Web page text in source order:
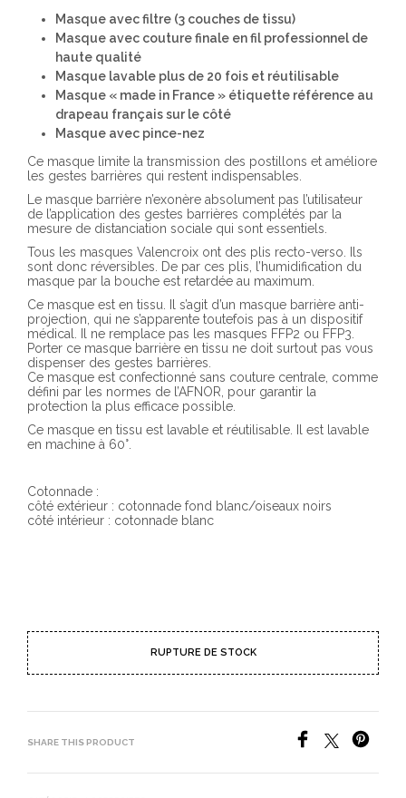
Masque avec filtre (3 couches de tissu)
Masque avec couture finale en fil professionnel de
haute qualité
Masque lavable plus de 20 fois et réutilisable
Masque « made in France » étiquette référence au
drapeau français sur le côté
Masque avec pince-nez
Ce masque limite la transmission des postillons et améliore
les gestes barrières qui restent indispensables.
Le masque barrière n’exonère absolument pas l’utilisateur
de l’application des gestes barrières complétés par la
mesure de distanciation sociale qui sont essentiels.
Tous les masques Valencroix ont des plis recto-verso. Ils
sont donc réversibles. De par ces plis, l’humidification du
masque par la bouche est retardée au maximum.
Ce masque est en tissu. Il s’agit d’un masque barrière anti-
projection, qui ne s’apparente toutefois pas à un dispositif
médical. Il ne remplace pas les masques FFP2 ou FFP3.
Porter ce masque barrière en tissu ne doit surtout pas vous
dispenser des gestes barrières.
Ce masque est confectionné sans couture centrale, comme
défini par les normes de l’AFNOR, pour garantir la
protection la plus efficace possible.
Ce masque en tissu est lavable et réutilisable. Il est lavable
en machine à 60°.
Cotonnade :
côté extérieur : cotonnade fond blanc/oiseaux noirs
côté intérieur : cotonnade blanc
RUPTURE DE STOCK
SHARE THIS PRODUCT